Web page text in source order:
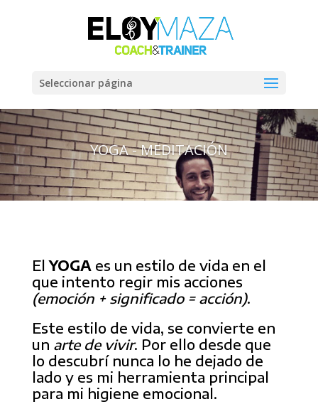
Seleccionar página
YOGA - MEDITACIÓN
ElYOGA es un estilo de vida en el
que intento regir mis acciones
(emoción + significado = acción).
Este estilo de vida, se convierte en
un arte de vivir. Por ello desde que
lo descubrí nunca lo he dejado de
lado y es mi herramienta principal
para mi higiene emocional.